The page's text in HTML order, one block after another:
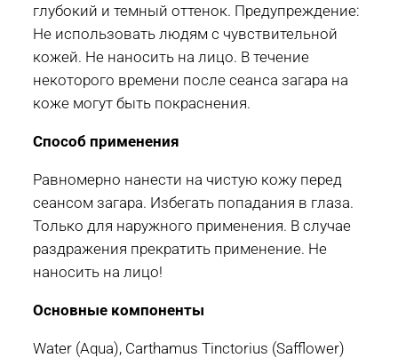
глубокий и темный оттенок. Предупреждение:
Не использовать людям с чувствительной
кожей. Не наносить на лицо. В течение
некоторого времени после сеанса загара на
коже могут быть покраснения.
Способ применения
Равномерно нанести на чистую кожу перед
сеансом загара. Избегать попадания в глаза.
Только для наружного применения. В случае
раздражения прекратить применение. Не
наносить на лицо!
Основные компоненты
Water (Aqua), Carthamus Tinctorius (Safflower)